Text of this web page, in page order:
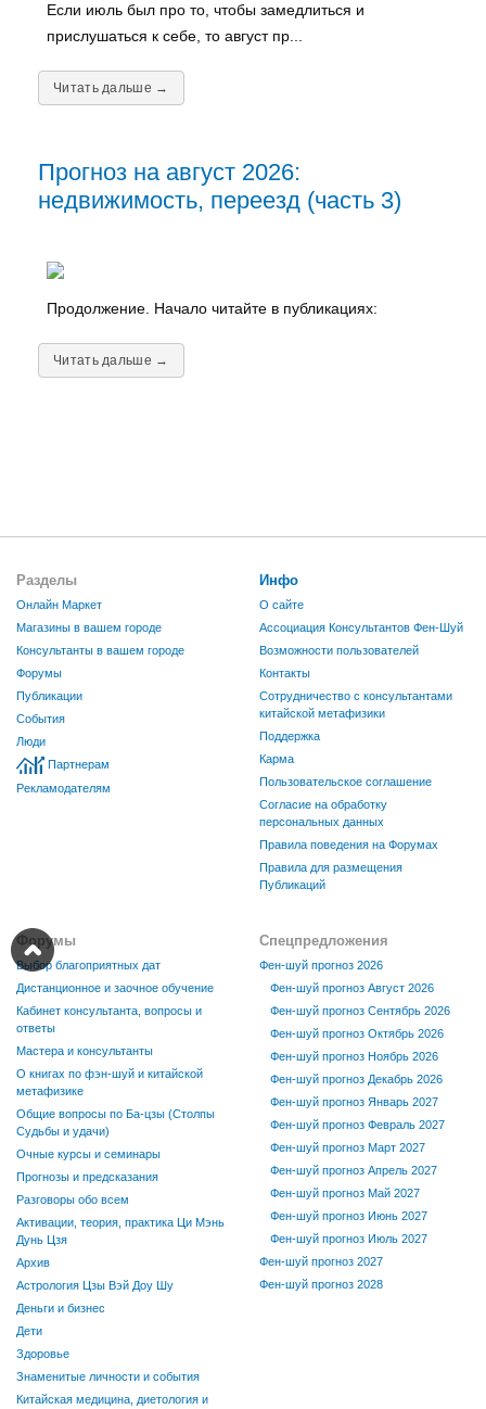
Если июль был про то, чтобы замедлиться и
прислушаться к себе, то август пр...
Читать дальше →
Прогноз на август 2026:
недвижимость, переезд (часть 3)
Продолжение. Начало читайте в публикациях:
Читать дальше →
Разделы
Онлайн Маркет
Магазины в вашем городе
Консультанты в вашем городе
Форумы
Публикации
События
Люди
Партнерам
Рекламодателям
Инфо
О сайте
Ассоциация Консультантов Фен-Шуй
Возможности пользователей
Контакты
Сотрудничество с консультантами
китайской метафизики
Поддержка
Карма
Пользовательское соглашение
Согласие на обработку
персональных данных
Правила поведения на Форумах
Правила для размещения
Публикаций
Форумы
Выбор благоприятных дат
Дистанционное и заочное обучение
Кабинет консультанта, вопросы и
ответы
Мастера и консультанты
О книгах по фэн-шуй и китайской
метафизике
Общие вопросы по Ба-цзы (Столпы
Судьбы и удачи)
Очные курсы и семинары
Прогнозы и предсказания
Разговоры обо всем
Активации, теория, практика Ци Мэнь
Дунь Цзя
Архив
Астрология Цзы Вэй Доу Шу
Деньги и бизнес
Дети
Здоровье
Знаменитые личности и события
Китайская медицина, диетология и
Спецпредложения
Фен-шуй прогноз 2026
Фен-шуй прогноз Август 2026
Фен-шуй прогноз Сентябрь 2026
Фен-шуй прогноз Октябрь 2026
Фен-шуй прогноз Ноябрь 2026
Фен-шуй прогноз Декабрь 2026
Фен-шуй прогноз Январь 2027
Фен-шуй прогноз Февраль 2027
Фен-шуй прогноз Март 2027
Фен-шуй прогноз Апрель 2027
Фен-шуй прогноз Май 2027
Фен-шуй прогноз Июнь 2027
Фен-шуй прогноз Июль 2027
Фен-шуй прогноз 2027
Фен-шуй прогноз 2028